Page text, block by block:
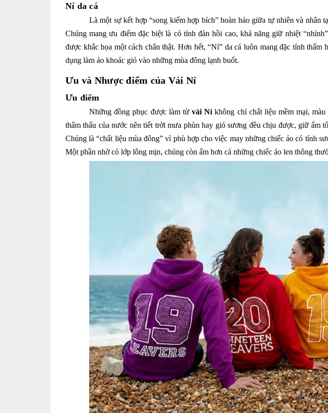
Nỉ da cá
Là một sự kết hợp “song kiếm hợp bích” hoàn hảo giữa tự nhiên và nhân
Chúng mang ưu điểm đặc biệt là có tính đàn hồi cao, khả năng giữ nhiệt
được khắc họa một cách chân thật. Hơn hết, “Nỉ” da cá luôn mang đặc tính
dụng làm áo khoác gió vào những mùa đông lạnh buốt.
Ưu và Nhược điểm của Vải Nỉ
Ưu điểm
Những đồng phục được làm từ vải Nỉ không chỉ chất liệu mềm mại,
thẩm thấu của nước nên tiết trời mưa phùn hay gió sương đều chịu được, giữ ấm
Chúng là “chất liệu mùa đông” vì phù hợp cho việc may những chiếc áo có tính
Một phần nhờ có lớp lông mịn, chúng còn ấm hơn cả những chiếc áo len thông